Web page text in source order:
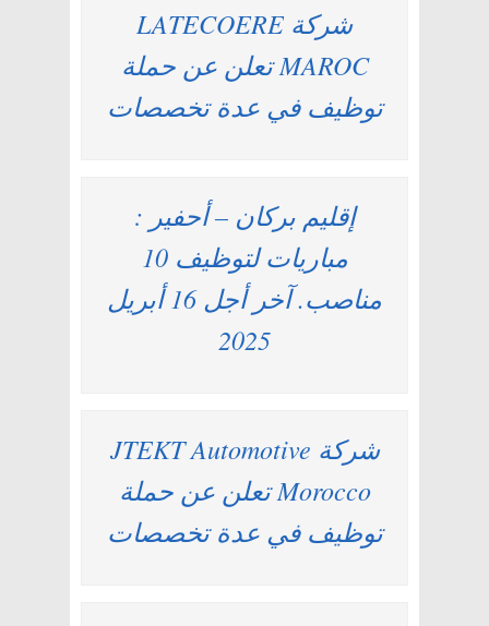
شركة LATECOERE
MAROC تعلن عن حملة
توظيف في عدة تخصصات
إقليم بركان – أحفير :
مباريات لتوظيف 10
مناصب. آخر أجل 16 أبريل
2025
شركة JTEKT Automotive
Morocco تعلن عن حملة
توظيف في عدة تخصصات